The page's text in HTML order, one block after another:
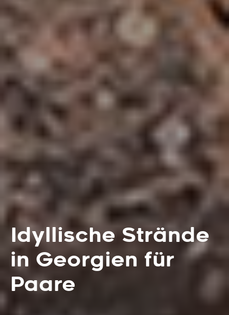
Idyllische Strände
in Georgien für
Paare